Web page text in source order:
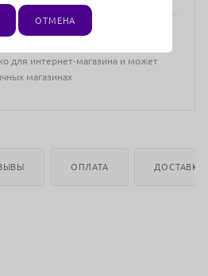
для интернет-магазина и может
магазинах
ОПЛАТА ДОСТАВКА
ОТМЕНА